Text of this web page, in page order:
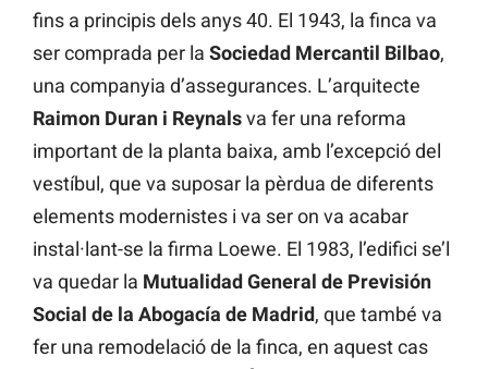
fins a principis dels anys 40. El 1943, la finca va
ser comprada per la Sociedad Mercantil Bilbao,
una companyia d’assegurances. L’arquitecte
Raimon Duran i Reynalsva fer una reforma
important de la planta baixa, amb l’excepció del
vestíbul, que va suposar la pèrdua de diferents
elements modernistes i va ser on va acabar
instal·lant-se la firma Loewe. El 1983, l’edifici se’l
va quedar la Mutualidad General de Previsión
Social de la Abogacía de Madrid, que també va
fer una remodelació de la finca, en aquest cas